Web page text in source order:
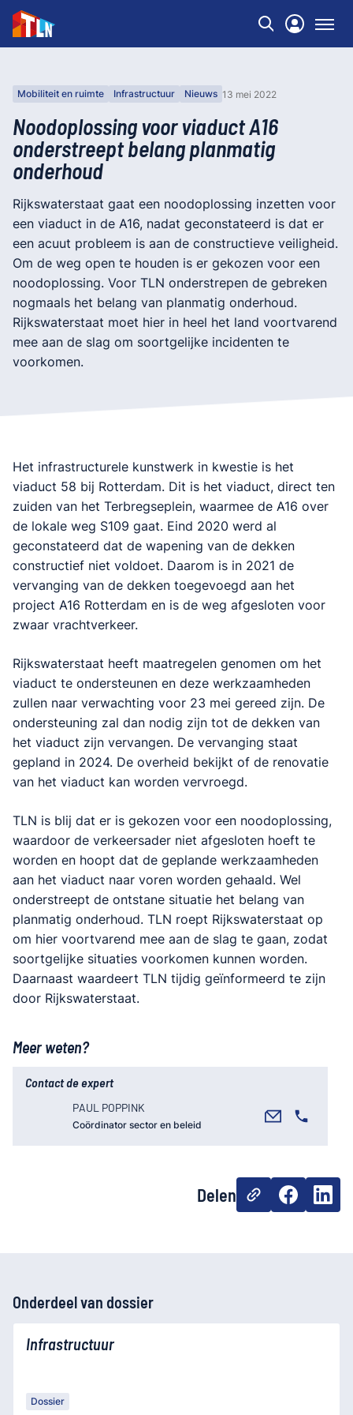
Mobiliteit en ruimte Infrastructuur Nieuws 13 mei 2022
Noodoplossing voor viaduct A16
onderstreept belang planmatig
onderhoud
Rijkswaterstaat gaat een noodoplossing inzetten voor
een viaduct in de A16, nadat geconstateerd is dat er
een acuut probleem is aan de constructieve veiligheid.
Om de weg open te houden is er gekozen voor een
noodoplossing. Voor TLN onderstrepen de gebreken
nogmaals het belang van planmatig onderhoud.
Rijkswaterstaat moet hier in heel het land voortvarend
mee aan de slag om soortgelijke incidenten te
voorkomen.
Het infrastructurele kunstwerk in kwestie is het
viaduct 58 bij Rotterdam. Dit is het viaduct, direct ten
zuiden van het Terbregseplein, waarmee de A16 over
de lokale weg S109 gaat. Eind 2020 werd al
geconstateerd dat de wapening van de dekken
constructief niet voldoet. Daarom is in 2021 de
vervanging van de dekken toegevoegd aan het
project A16 Rotterdam en is de weg afgesloten voor
zwaar vrachtverkeer.
Rijkswaterstaat heeft maatregelen genomen om het
viaduct te ondersteunen en deze werkzaamheden
zullen naar verwachting voor 23 mei gereed zijn. De
ondersteuning zal dan nodig zijn tot de dekken van
het viaduct zijn vervangen. De vervanging staat
gepland in 2024. De overheid bekijkt of de renovatie
van het viaduct kan worden vervroegd.
TLN is blij dat er is gekozen voor een noodoplossing,
waardoor de verkeersader niet afgesloten hoeft te
worden en hoopt dat de geplande werkzaamheden
aan het viaduct naar voren worden gehaald. Wel
onderstreept de ontstane situatie het belang van
planmatig onderhoud. TLN roept Rijkswaterstaat op
om hier voortvarend mee aan de slag te gaan, zodat
soortgelijke situaties voorkomen kunnen worden.
Daarnaast waardeert TLN tijdig geïnformeerd te zijn
door Rijkswaterstaat.
Meer weten?
Contact de expert
PAUL POPPINK
Coördinator sector en beleid
Delen
Onderdeel van dossier
Infrastructuur
Dossier